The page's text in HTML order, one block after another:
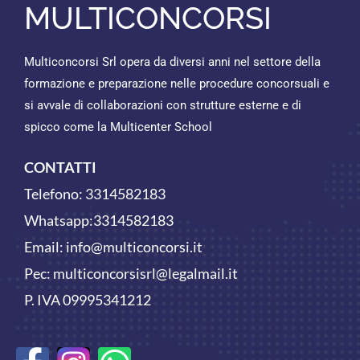
MULTICONCORSI
Multiconcorsi Srl opera da diversi anni nel settore della
formazione e preparazione nelle procedure concorsuali e
si avvale di collaborazioni con strutture esterne e di
spicco come la Multicenter School
CONTATTI
Telefono: 3314582183
Whatsapp:3314582183
Email: info@multiconcorsi.it
Pec: multiconcorsisrl@legalmail.it
P. IVA 09995341212